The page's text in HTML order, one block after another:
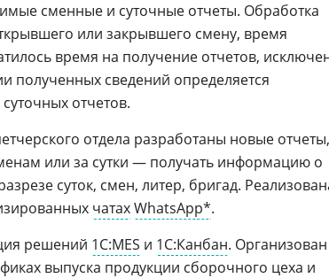
сменные и суточные отчеты. Обработка
или закрывшего смену, время
время на получение отчетов,
полученных сведений определяется
отчетов.
отдела разработаны новые отчеты,
или за сутки — получать информацию о
суток, смен, литер, бригад.
чатахWhatsApp*.
решений 1С:MES и 1С:Канбан. Организован
выпуска продукции сборочного цеха и